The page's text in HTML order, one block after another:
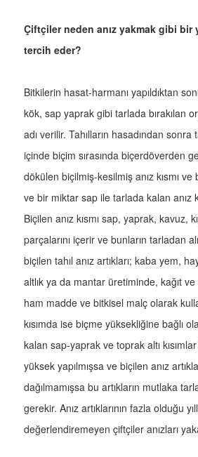
Çiftçiler neden anız yakmak gibi bir
tercih eder?
Bitkilerin hasat-harmanı yapıldıktan
kök, sap yaprak gibi tarlada bırakılan
adı verilir. Tahılların hasadından
içinde biçim sırasında biçerdöverden
dökülen biçilmiş-kesilmiş anız kısmı
ve bir miktar sap ile tarlada kalan anız
Biçilen anız kısmı sap, yaprak, kavuz,
parçalarını içerir ve bunların tarladan
biçilen tahıl anız artıkları; kaba yem,
altlık ya da mantar üretiminde, kağıt
ham madde ve bitkisel malç olarak
kısımda ise biçme yüksekliğine bağlı
kalan sap-yaprak ve toprak altı
yüksek yapılmışsa ve biçilen anız
dağılmamışsa bu artıkların mutlaka
gerekir. Anız artıklarının fazla olduğu
değerlendiremeyen çiftçiler anızları